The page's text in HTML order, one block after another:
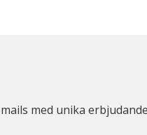
med unika